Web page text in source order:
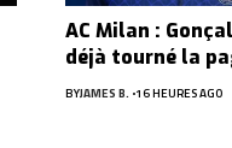
AC Milan :
déjà tourné la
BYJAMES B. 16 HEURES AGO